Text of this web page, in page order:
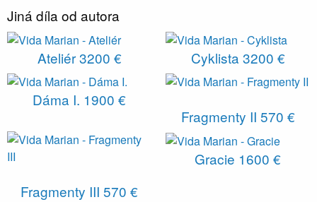
Jiná díla od autora
Ateliér3200 € Cyklista 3200 €
Dáma I. 1900 €
Fragmenty II 570 €
Fragmenty III 570 €
Gracie 1600 €